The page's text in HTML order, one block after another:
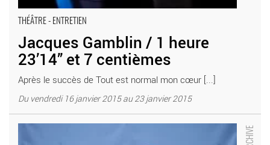
THÉÂTRE - ENTRETIEN
Jacques Gamblin / 1 heure
23’14’’ et 7 centièmes
Après le succès de Tout est normal mon cœur [...]
Du vendredi 16 janvier 2015 au 23 janvier 2015
Festival Tendance Europe - Critique sortie Théâtre Amiens